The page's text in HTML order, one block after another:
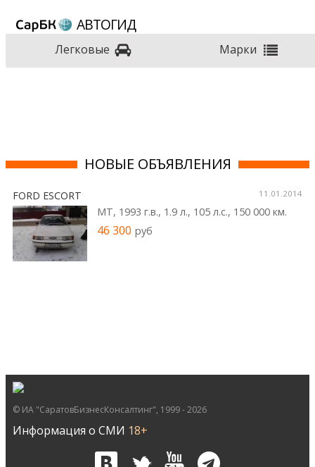
АВТОГИД
Легковые Марки
НОВЫЕ ОБЪЯВЛЕНИЯ
FORD ESCORT 11.01.2014
MT, 1993 г.в., 1.9 л., 105 л.c., 150 000 км.
46 300 руб
© ИА "СаратовБизнесКонсалтинг", 1999 - 2026
Информация о СМИ 18+